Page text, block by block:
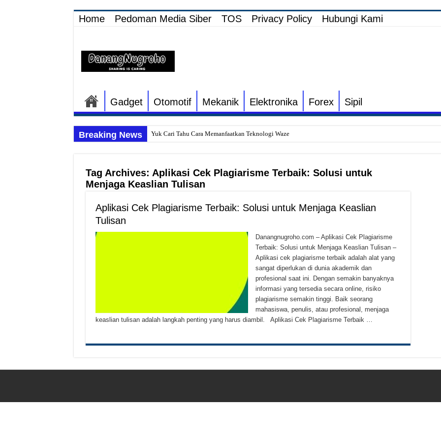
Home Pedoman Media Siber TOS Privacy Policy Hubungi Kami
Gadget Otomotif Mekanik Elektronika Forex Sipil
Breaking News Yuk Cari Tahu Cara Memanfaatkan Teknologi Waze
Penyebab Rem Susah Digerakin dan Cara Mengatasinya
Elektronik Canggih, Kulkas Inverter vs Non-Inverter
Mekanik Pemula? Ini Cara Cerdas Memilih Oli Asli Biar Gak Ketipu
Mekanik Pemula Wajib Tahu Cara Jitu Atasi Rantai Motor Patah
Teknologi Bikin Bisnis Makanan Kamu Makin Cuan! Begini Cara Buka GoFood 2024
Tag Archives: Aplikasi Cek Plagiarisme Terbaik: Solusi untuk
Menjaga Keaslian Tulisan
Aplikasi Cek Plagiarisme Terbaik: Solusi untuk Menjaga Keaslian
Tulisan
Danangnugroho.com – Aplikasi Cek Plagiarisme
Terbaik: Solusi untuk Menjaga Keaslian Tulisan –
Aplikasi cek plagiarisme terbaik adalah alat yang
sangat diperlukan di dunia akademik dan
profesional saat ini. Dengan semakin banyaknya
informasi yang tersedia secara online, risiko
plagiarisme semakin tinggi. Baik seorang
mahasiswa, penulis, atau profesional, menjaga
keaslian tulisan adalah langkah penting yang harus diambil. Aplikasi Cek Plagiarisme Terbaik …